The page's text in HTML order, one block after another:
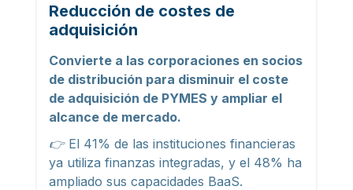
Reducción de costes de
adquisición
Convierte a las corporaciones en socios
de distribución para disminuir el coste
de adquisición de PYMES y ampliar el
alcance de mercado.
👉 El 41% de las instituciones financieras
ya utiliza finanzas integradas, y el 48% ha
ampliado sus capacidades BaaS.